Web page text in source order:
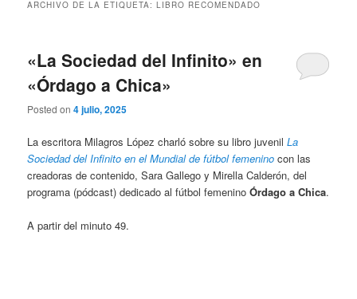
ARCHIVO DE LA ETIQUETA:LIBRO RECOMENDADO
«La Sociedad del Infinito» en
«Órdago a Chica»
Posted on4 julio, 2025
La escritora Milagros López charló sobre su libro juvenilLa
Sociedad del Infinito en el Mundial de fútbol femenino con las
creadoras de contenido, Sara Gallego y Mirella Calderón, del
programa (pódcast) dedicado al fútbol femeninoÓrdago a Chica.
A partir del minuto 49.